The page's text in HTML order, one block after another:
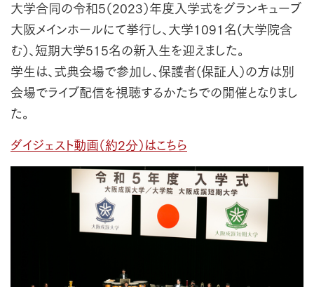
大学合同の令和5（2023）年度入学式をグランキューブ
大阪メインホールにて挙行し、大学1091名(大学院含
む）、短期大学515名の新入生を迎えました。
学生は、式典会場で参加し、保護者(保証人）の方は別
会場でライブ配信を視聴するかたちでの開催となりまし
た。
ダイジェスト動画（約2分）はこちら